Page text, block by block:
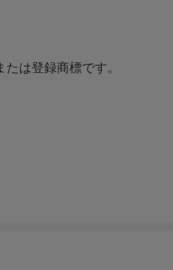
は登録商標です。